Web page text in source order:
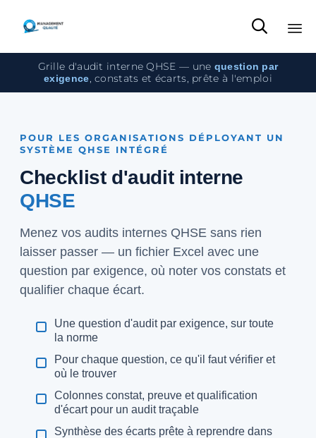

Grille d'audit interne QHSE — une question par
exigence , constats et écarts, prête à l'emploi
POUR LES ORGANISATIONS DÉPLOYANT UN
SYSTÈME QHSE INTÉGRÉ
Checklist d'audit interne
QHSE
Menez vos audits internes QHSE sans rien
laisser passer — un fichier Excel avec une
question par exigence, où noter vos constats et
qualifier chaque écart.
Une question d'audit par exigence, sur toute
la norme
Pour chaque question, ce qu'il faut vérifier et
où le trouver
Colonnes constat, preuve et qualification
d'écart pour un audit traçable
Synthèse des écarts prête à reprendre dans